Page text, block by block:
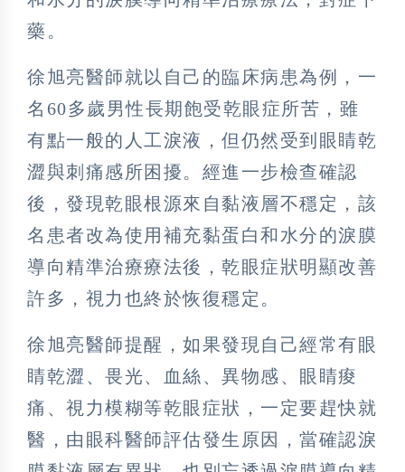
藥。
徐旭亮醫師就以自己的臨床病患為例，一
名60多歲男性長期飽受乾眼症所苦，雖
有點一般的人工淚液，但仍然受到眼睛乾
澀與刺痛感所困擾。經進一步檢查確認
後，發現乾眼根源來自黏液層不穩定，該
名患者改為使用補充黏蛋白和水分的淚膜
導向精準治療療法後，乾眼症狀明顯改善
許多，視力也終於恢復穩定。
徐旭亮醫師提醒，如果發現自己經常有眼
睛乾澀、畏光、血絲、異物感、眼睛痠
痛、視力模糊等乾眼症狀，一定要趕快就
醫，由眼科醫師評估發生原因，當確認淚